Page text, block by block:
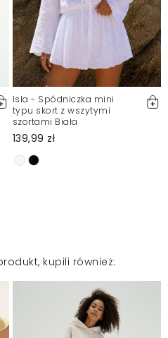
Isla - Spódniczka mini
typu skort z wszytymi
szortami Biała
139,99 zł
kupili również: